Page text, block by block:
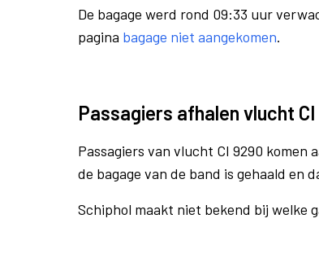
De bagage werd rond 09:33 uur
pagina bagage niet aangekomen.
Passagiers afhalen vlucht
Passagiers van vlucht CI 9290 komen
de bagage van de band is gehaald en
Schiphol maakt niet bekend bij welke